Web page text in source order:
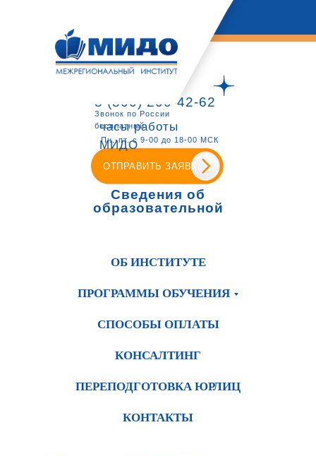
8 (800) 200-42-62
Звонок по России
бесплатный
ОТПРАВИТЬ ЗАЯВКУ
часы работы
МИДО
Пн.-пт. с 9-00 до 18-00 МСК
Сведения об
образовательной
ОБ ИНСТИТУТЕ
ПРОГРАММЫ ОБУЧЕНИЯ
СПОСОБЫ ОПЛАТЫ
КОНСАЛТИНГ
ПЕРЕПОДГОТОВКА ЮРЛИЦ
КОНТАКТЫ